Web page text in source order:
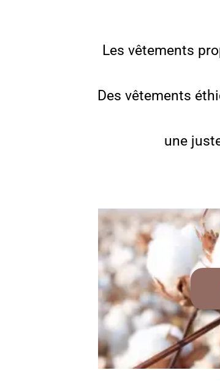
Les vêtements
Des vêtements
une